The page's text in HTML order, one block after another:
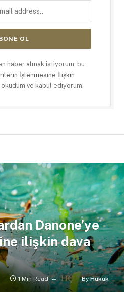
haber almak istiyorum, bu
İşlenmesine İlişkin
okudum ve kabul ediyorum.
Danone’ye
ilişkin dava
1 Min Read By Hukuk